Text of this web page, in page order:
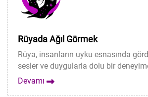
Rüyada Ağıl Görmek
Rüya, insanların uyku esnasında
sesler ve duygularla dolu bir
Devamı